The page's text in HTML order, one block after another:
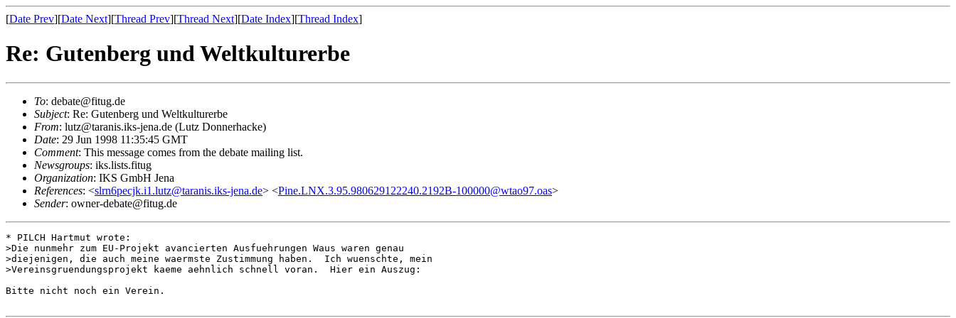
[Date Prev][Date Next][Thread Prev][Thread Next][Date Index][Thread Index]
Re: Gutenberg und Weltkulturerbe
To: debate@fitug.de
Subject: Re: Gutenberg und Weltkulturerbe
From: lutz@taranis.iks-jena.de (Lutz Donnerhacke)
Date: 29 Jun 1998 11:35:45 GMT
Comment: This message comes from the debate mailing list.
Newsgroups: iks.lists.fitug
Organization: IKS GmbH Jena
References: <slrn6pecjk.i1.lutz@taranis.iks-jena.de> <Pine.LNX.3.95.980629122240.2192B-100000@wtao97.oas>
Sender: owner-debate@fitug.de
* PILCH Hartmut wrote:
>Die nunmehr zum EU-Projekt avancierten Ausfuehrungen Waus waren genau
>diejenigen, die auch meine waermste Zustimmung haben.  Ich wuenschte, mein
>Vereinsgruendungsprojekt kaeme aehnlich schnell voran.  Hier ein Auszug:
Bitte nicht noch ein Verein.